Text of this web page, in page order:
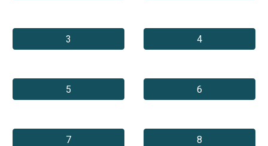
3 4
5 6
7 8